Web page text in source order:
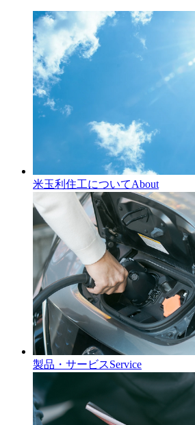
米玉利住工についてAbout
製品・サービスService